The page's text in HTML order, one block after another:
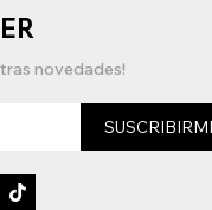
novedades!
